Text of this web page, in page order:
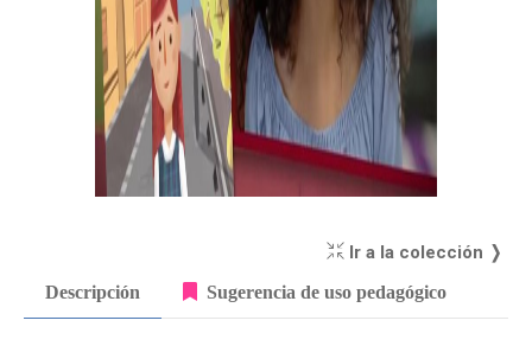
Ir a la colección ❭
Descripción Sugerencia de uso pedagógico